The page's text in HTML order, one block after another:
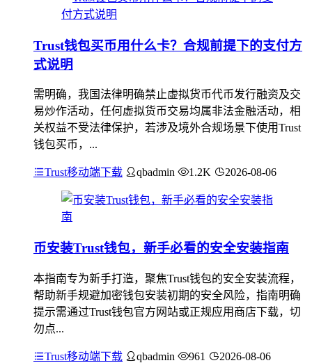
Trust钱包买币用什么卡？合规前提下的支付方
式说明
需明确，我国法律明确禁止虚拟货币代币发行融资及交
易炒作活动，任何虚拟货币交易均属非法金融活动，相
关权益不受法律保护，若涉及境外合规场景下使用Trust
钱包买币，...
Trust移动端下载 qbadmin 1.2K 2026-08-06
币安装Trust钱包，新手必看的安全安装指南
本指南专为新手打造，聚焦Trust钱包的安全安装流程，
帮助新手规避加密钱包安装初期的安全风险，指南明确
提示需通过Trust钱包官方网站或正规应用商店下载，切
勿点...
Trust移动端下载 qbadmin 961 2026-08-06